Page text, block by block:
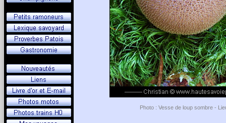
Photo : Vesse de loup sombre -